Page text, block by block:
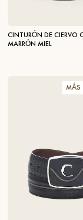
CINTURÓN DE CIERVO
MARRÓN MIEL
MÁS